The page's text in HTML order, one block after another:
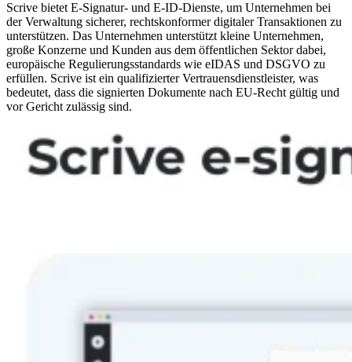
Scrive bietet E-Signatur- und E-ID-Dienste, um Unternehmen bei
der Verwaltung sicherer, rechtskonformer digitaler Transaktionen zu
unterstützen. Das Unternehmen unterstützt kleine Unternehmen,
große Konzerne und Kunden aus dem öffentlichen Sektor dabei,
europäische Regulierungsstandards wie eIDAS und DSGVO zu
erfüllen. Scrive ist ein qualifizierter Vertrauensdienstleister, was
bedeutet, dass die signierten Dokumente nach EU-Recht gültig und
vor Gericht zulässig sind.